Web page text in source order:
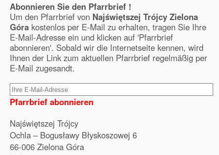
Abonnieren Sie den Pfarrbrief !
Um den Pfarrbrief von Najświętszej Trójcy Zielona
Góra kostenlos per E-Mail zu erhalten, tragen Sie Ihre
E-Mail-Adresse ein und klicken auf 'Pfarrbrief
abonnieren'. Sobald wir die Internetseite kennen, wird
Ihnen der Link zum aktuellen Pfarrbrief regelmäßig per
E-Mail zugesandt.
Pfarrbrief abonnieren
Najświętszej Trójcy
Ochla – Bogusławy Błyskoszowej 6
66-006 Zielona Góra